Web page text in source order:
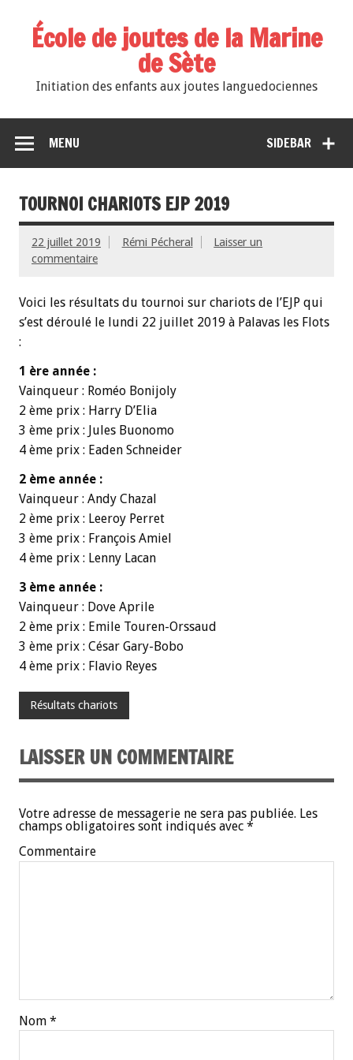
École de joutes de la Marine
de Sète
Initiation des enfants aux joutes languedociennes
SIDEBAR
MENU
TOURNOI CHARIOTS EJP 2019
22 juillet 2019 Rémi Pécheral
Laisser un
commentaire
Voici les résultats du tournoi sur chariots de l’EJP qui
s’est déroulé le lundi 22 juillet 2019 à Palavas les Flots
:
1 ère année :
Vainqueur : Roméo Bonijoly
2 ème prix : Harry D’Elia
3 ème prix : Jules Buonomo
4 ème prix : Eaden Schneider
2 ème année :
Vainqueur : Andy Chazal
2 ème prix : Leeroy Perret
3 ème prix : François Amiel
4 ème prix : Lenny Lacan
3 ème année :
Vainqueur : Dove Aprile
2 ème prix : Emile Touren-Orssaud
3 ème prix : César Gary-Bobo
4 ème prix : Flavio Reyes
Résultats chariots
LAISSER UN COMMENTAIRE
Votre adresse de messagerie ne sera pas publiée. Les
champs obligatoires sont indiqués avec *
Commentaire
Nom *